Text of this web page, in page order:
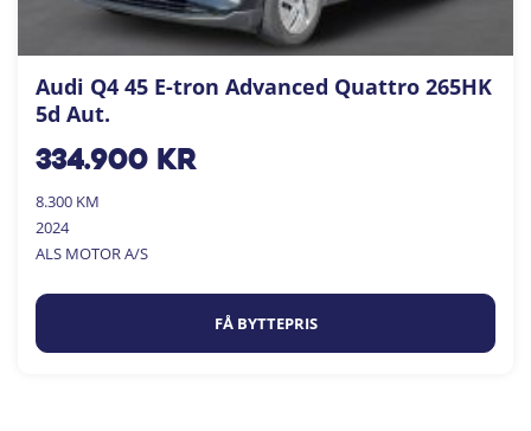
Audi Q4 45 E-tron Advanced Quattro 265HK
5d Aut.
334.900kr
8.300 KM
2024
ALS MOTOR A/S
FÅ BYTTEPRIS